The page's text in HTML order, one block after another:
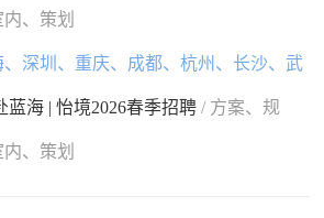
、策划
、深圳、重庆、成都、杭州、长沙、武
蓝海 | 怡境2026春季招聘/ 方案、规
、策划